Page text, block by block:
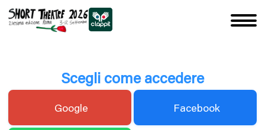
Scegli come accedere
Google Facebook